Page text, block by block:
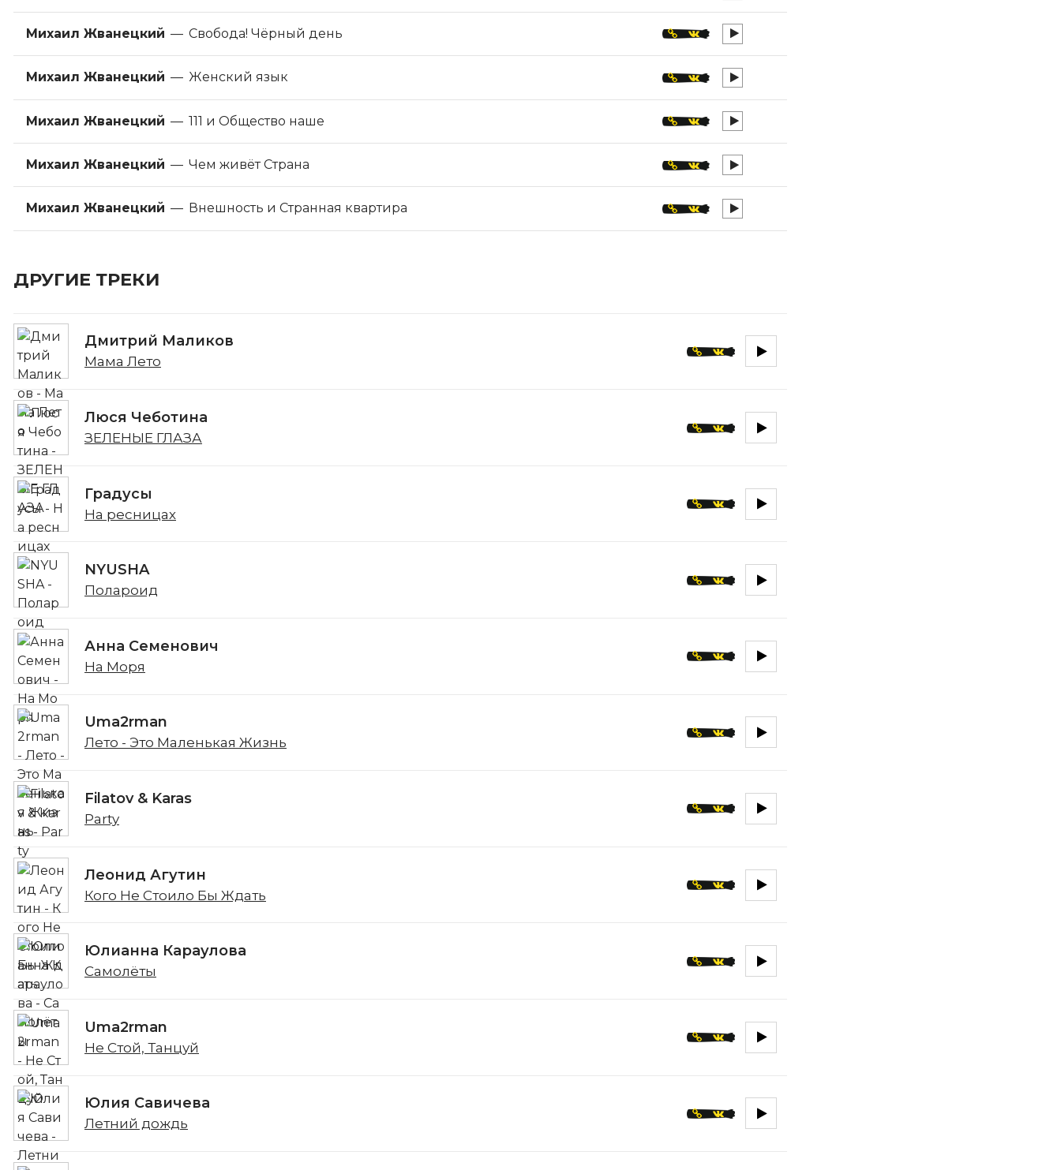
Михаил Жванецкий — Свобода! Чёрный день
Михаил Жванецкий — Женский язык
Михаил Жванецкий — 111 и Общество наше
Михаил Жванецкий — Чем живёт Страна
Михаил Жванецкий — Внешность и Странная квартира
ДРУГИЕ ТРЕКИ
Дмитрий Маликов
Мама Лето
Люся Чеботина
ЗЕЛЕНЫЕ ГЛАЗА
Градусы
На ресницах
NYUSHA
Полароид
Анна Семенович
На Моря
Uma2rman
Лето - Это Маленькая Жизнь
Filatov & Karas
Party
Леонид Агутин
Кого Не Стоило Бы Ждать
Юлианна Караулова
Самолёты
Uma2rman
Не Стой, Танцуй
Юлия Савичева
Летний дождь